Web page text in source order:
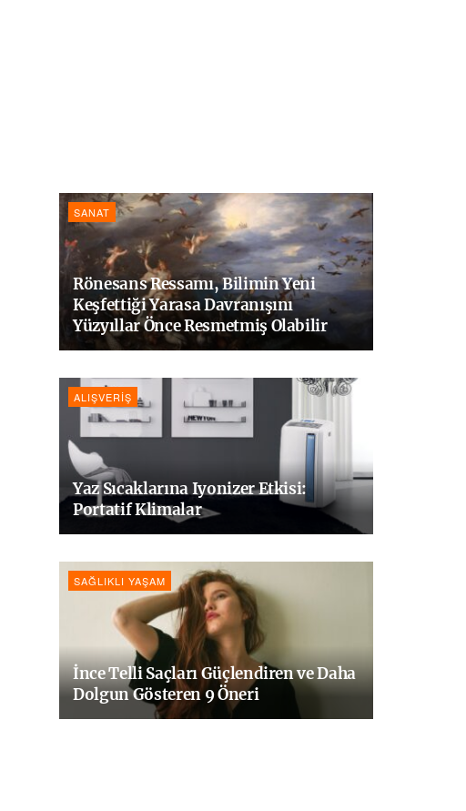
SANAT
Rönesans Ressamı, Bilimin Yeni
Keşfettiği Yarasa Davranışını
Yüzyıllar Önce Resmetmiş Olabilir
ALIŞVERIŞ
Yaz Sıcaklarına Iyonizer Etkisi:
Portatif Klimalar
SAĞLIKLI YAŞAM
İnce Telli Saçları Güçlendiren ve Daha
Dolgun Gösteren 9 Öneri